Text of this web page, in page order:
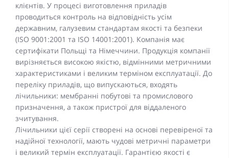
клієнтів. У процесі виготовлення приладів
проводиться контроль на відповідність усім
державним, галузевим стандартам якості та безпеки
(ISO 9001:2001 та ISO 14001:2001). Компанія має
сертифікати Польщі та Німеччини. Продукція компанії
вирізняється високою якістю, відмінними метричними
характеристиками і великим терміном експлуатації. До
переліку приладів, що випускаються, входять
лічильники: мембранні побутові та промислового
призначення, а також пристрої для віддаленого
зчитування.
Лічильники цієї серії створені на основі перевіреної та
надійної технології, мають чудові метричні параметри
і великий термін експлуатації. Гарантією якості є